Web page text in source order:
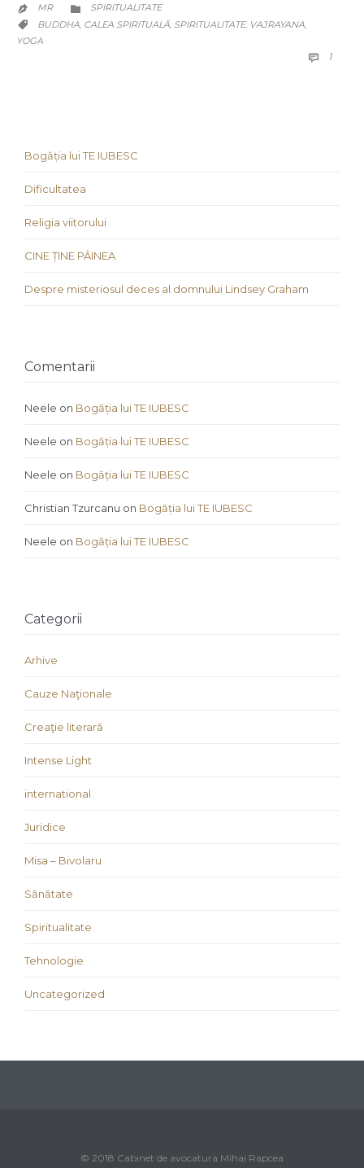
 MR  CATEGORY
SPIRITUALITATE
 CATEGORY
BUDDHA, CALEA SPIRITUALĂ, SPIRITUALITATE, VAJRAYANA,
YOGA
 1
Bogăția lui TE IUBESC
Dificultatea
Religia viitorului
CINE ȚINE PÂINEA
Despre misteriosul deces al domnului Lindsey Graham
Comentarii
Neele on Bogăția lui TE IUBESC
Neele on Bogăția lui TE IUBESC
Neele on Bogăția lui TE IUBESC
Christian Tzurcanu on Bogăția lui TE IUBESC
Neele on Bogăția lui TE IUBESC
Categorii
Arhive
Cauze Naţionale
Creaţie literară
Intense Light
international
Juridice
Misa – Bivolaru
Sănătate
Spiritualitate
Tehnologie
Uncategorized
© 2018 Cabinet de avocatura Mihai Rapcea